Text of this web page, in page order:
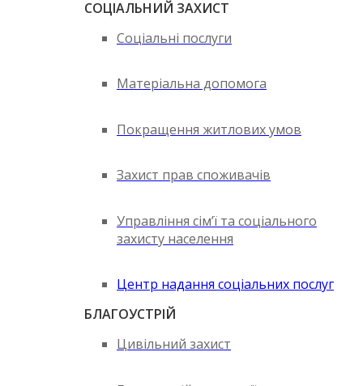
СОЦІАЛЬНИЙ ЗАХИСТ
Соціальні послуги
Матеріальна допомога
Покращення житлових умов
Захист прав споживачів
Управління сім’ї та соціального
захисту населення
Центр надання соціальних послуг
БЛАГОУСТРІЙ
Цивільний захист